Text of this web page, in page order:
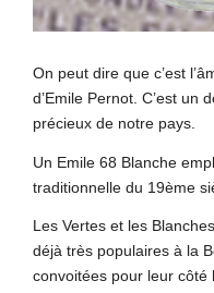
On peut dire que c’est
d’Emile Pernot. C’est un
précieux de notre pays.
Un Emile 68 Blanche
traditionnelle du 19ème
Les Vertes et les
déjà très populaires à la
convoitées pour leur